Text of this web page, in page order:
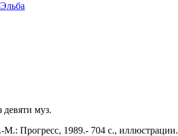
девяти муз.
М.: Прогресс, 1989.- 704 с., иллюстрации.